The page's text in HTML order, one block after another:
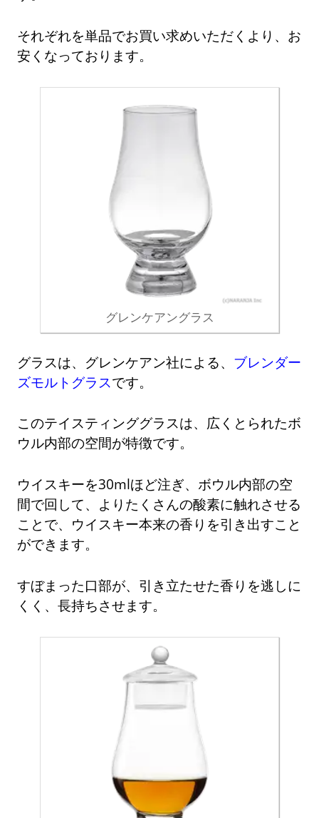
それぞれを単品でお買い求めいただくより、お
安くなっております。
グレンケアングラス
グラスは、グレンケアン社による、 ブレンダー
ズモルトグラスです。
このテイスティンググラスは、広くとられたボ
ウル内部の空間が特徴です。
ウイスキーを30mlほど注ぎ、ボウル内部の空
間で回して、よりたくさんの酸素に触れさせる
ことで、ウイスキー本来の香りを引き出すこと
ができます。
すぼまった口部が、引き立たせた香りを逃しに
くく、長持ちさせます。